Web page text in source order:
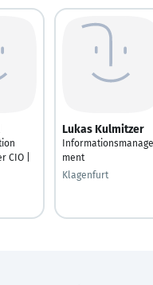
CIO |
Lukas Kulmitzer
Informationsmanage
ment
Klagenfurt